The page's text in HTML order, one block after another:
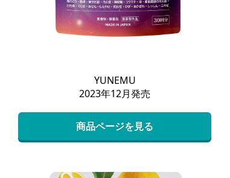
YUNEMU
2023年12月発売
商品ページを見る